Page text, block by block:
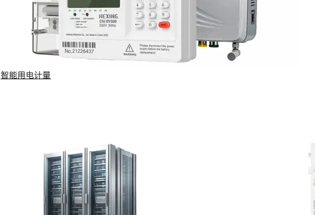
智能用电计量
智能用电计量
馈线自动化